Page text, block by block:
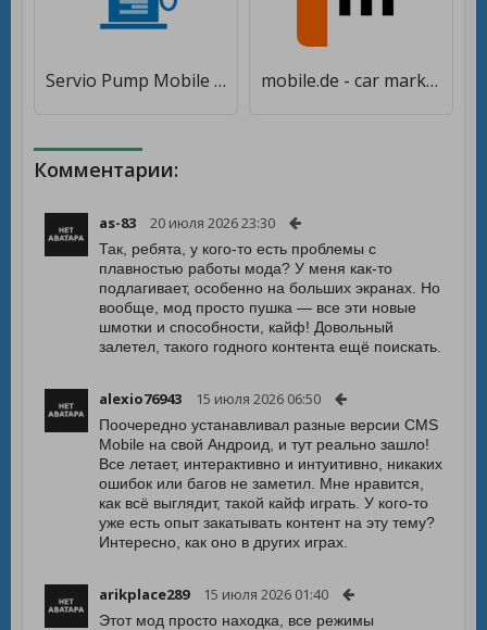
Servio Pump Mobile [Unlocked] mobile.de - car market [Unlocked]
Комментарии:
as-83 20 июля 2026 23:30
Так, ребята, у кого-то есть проблемы с
плавностью работы мода? У меня как-то
подлагивает, особенно на больших экранах. Но
вообще, мод просто пушка — все эти новые
шмотки и способности, кайф! Довольный
залетел, такого годного контента ещё поискать.
alexio76943 15 июля 2026 06:50
Поочередно устанавливал разные версии CMS
Mobile на свой Андроид, и тут реально зашло!
Все летает, интерактивно и интуитивно, никаких
ошибок или багов не заметил. Мне нравится,
как всё выглядит, такой кайф играть. У кого-то
уже есть опыт закатывать контент на эту тему?
Интересно, как оно в других играх.
arikplace289 15 июля 2026 01:40
Этот мод просто находка, все режимы